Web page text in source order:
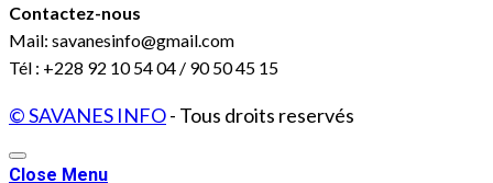
Contactez-nous
Mail: savanesinfo@gmail.com
Tél : +228 92 10 54 04 / 90 50 45 15
© SAVANES INFO- Tous droits reservés
Close Menu